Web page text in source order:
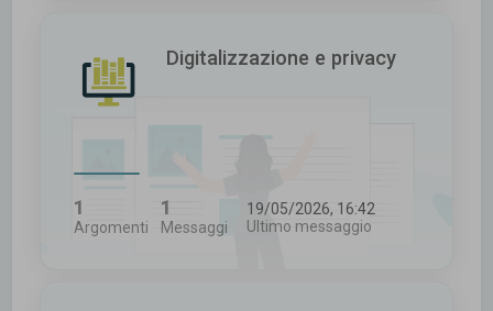
Digitalizzazione e privacy
1
Argomenti
1
Messaggi
19/05/2026, 16:42
Ultimo messaggio